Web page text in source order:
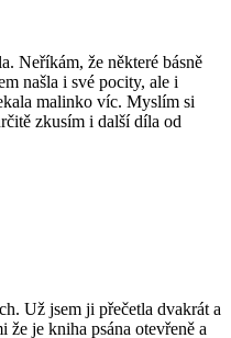
Neříkám, že některé básně
našla i své pocity, ale i
malinko víc. Myslím si
zkusím i další díla od
Už jsem ji přečetla dvakrát a
že je kniha psána otevřeně a